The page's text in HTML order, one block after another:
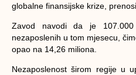
globalne finansijske krize,
Zavod navodi da je
nezaposlenih u tom mjesecu,
opao na 14,26 miliona.
Nezaposlenost širom regije u